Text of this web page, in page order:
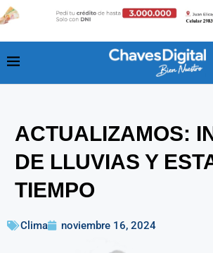
ACTUALIZAMOS:
DE LLUVIAS Y
TIEMPO
Clima noviembre 16, 2024